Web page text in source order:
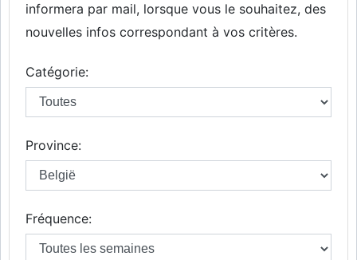
informera par mail, lorsque vous le souhaitez, des
nouvelles infos correspondant à vos critères.
Catégorie:
Province:
Fréquence: